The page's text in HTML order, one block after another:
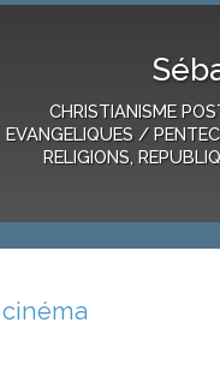
CHRISTIANISME
EVANGELIQUES /
RELIGIONS,
cinéma